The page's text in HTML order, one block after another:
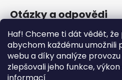
Haf! Chceme ti dát vědět,
abychom každému umožnili
webu a díky analýze
zlepšovali jeho funkce,
Otázky a odpovědi
Jak se start o látkové
Kdy mi dorazí moje
Nejčastější dotazy- Co
pes jíst